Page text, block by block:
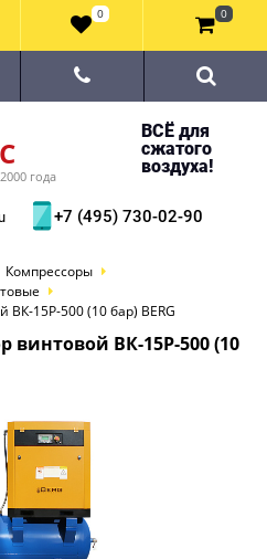
года
ВСЁ для
сжатого
воздуха!
+7 (495) 730-02-90
Компрессоры
15Р-500 (10 бар) BERG
ВК-15Р-500 (10
0 0